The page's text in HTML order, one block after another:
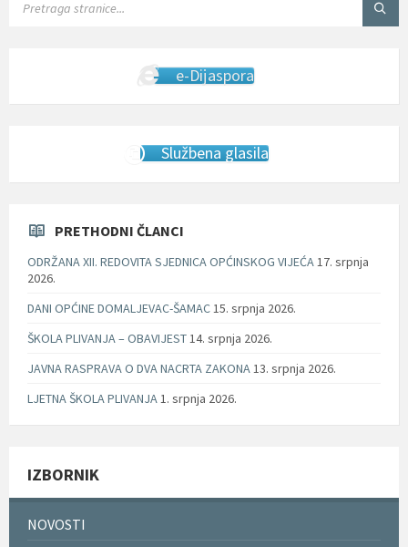
e-Dijaspora
Službena glasila
PRETHODNI ČLANCI
ODRŽANA XII. REDOVITA SJEDNICA OPĆINSKOG VIJEĆA17. srpnja
2026.
DANI OPĆINE DOMALJEVAC-ŠAMAC15. srpnja 2026.
ŠKOLA PLIVANJA – OBAVIJEST14. srpnja 2026.
JAVNA RASPRAVA O DVA NACRTA ZAKONA13. srpnja 2026.
LJETNA ŠKOLA PLIVANJA1. srpnja 2026.
IZBORNIK
NOVOSTI